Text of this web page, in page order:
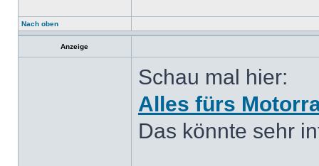
Nach oben
Anzeige
Schau mal hier:
Alles fürs
Das könnte sehr